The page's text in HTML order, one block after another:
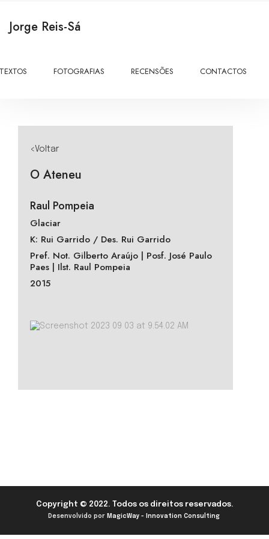
Jorge Reis-Sá
TEXTOS FOTOGRAFIAS RECENSÕES CONTACTOS
<Voltar
O Ateneu
Raul Pompeia
Glaciar
K: Rui Garrido / Des. Rui Garrido
Pref. Not. Gilberto Araújo | Posf. José Paulo
Paes | Ilst. Raul Pompeia
2015
Copyright © 2022. Todos os direitos reservados.
Desenvolvido por MagicWay - Innovation Consulting